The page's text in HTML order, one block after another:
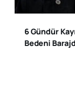
6 Gündür
Bedeni